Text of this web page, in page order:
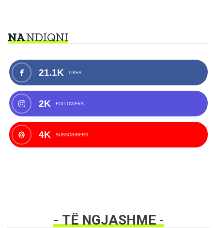
NANDIQNI
21.1K LIKES
2K FOLLOWERS
4K SUBSCRIBERS
- TË NGJASHME-